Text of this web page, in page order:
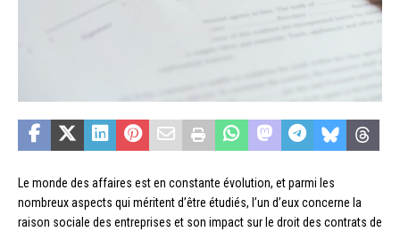
Le monde des affaires est en constante évolution, et parmi les
nombreux aspects qui méritent d’être étudiés, l’un d’eux concerne la
raison sociale des entreprises et son impact sur le droit des contrats de